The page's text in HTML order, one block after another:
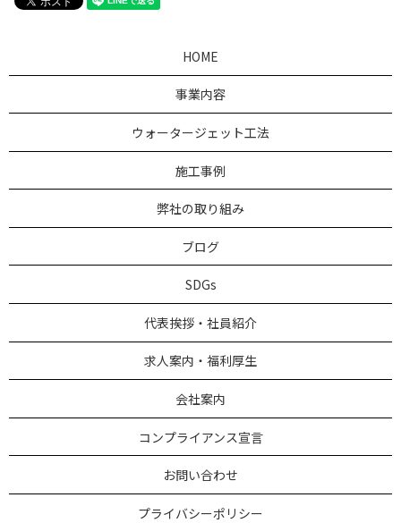
HOME
事業内容
ウォータージェット工法
施工事例
弊社の取り組み
ブログ
SDGs
代表挨拶・社員紹介
求人案内・福利厚生
会社案内
コンプライアンス宣言
お問い合わせ
プライバシーポリシー